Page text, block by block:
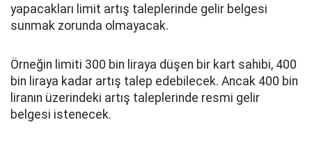
yapacakları limit artış taleplerinde gelir belgesi
sunmak zorunda olmayacak.
Örneğin limiti 300 bin liraya düşen bir kart sahibi, 400
bin liraya kadar artış talep edebilecek. Ancak 400 bin
liranın üzerindeki artış taleplerinde resmi gelir
belgesi istenecek.